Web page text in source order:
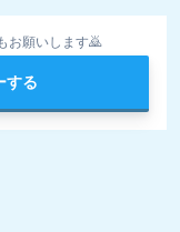
お願いします🙇
する